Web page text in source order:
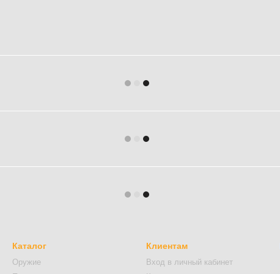
Каталог
Оружие
Клиентам
Вход в личный кабинет